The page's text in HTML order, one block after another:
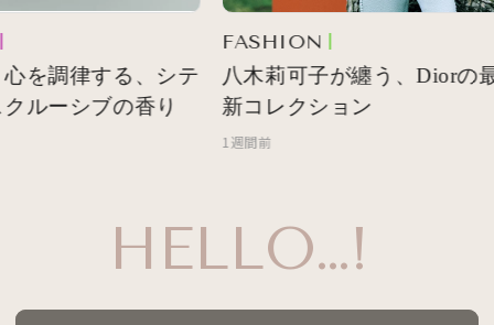
HELLO…!
調律する、シテ
ルーシブの香り
FASHION
八木莉可子が纏う、Diorの最
新コレクション
1週間前